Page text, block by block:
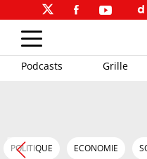
Podcasts Grille
POLITIQUE ECONOMIE